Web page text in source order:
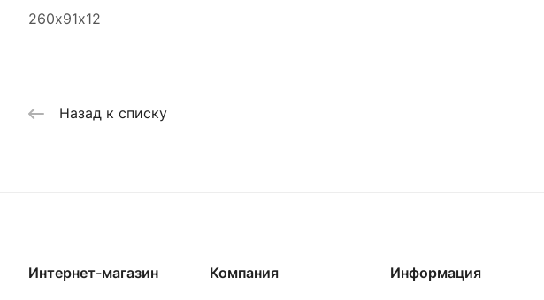
260х91х12
Назад к списку
Интернет-магазин Компания Информация